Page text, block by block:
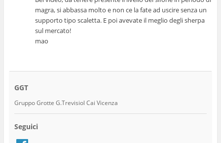
magra, si abbassa molto e non ce la fate ad uscire senza un
supporto tipo scaletta. E poi avevate il meglio degli sherpa
sul mercato!
mao
GGT
Gruppo Grotte G.Trevisiol Cai Vicenza
Seguici
Facebook